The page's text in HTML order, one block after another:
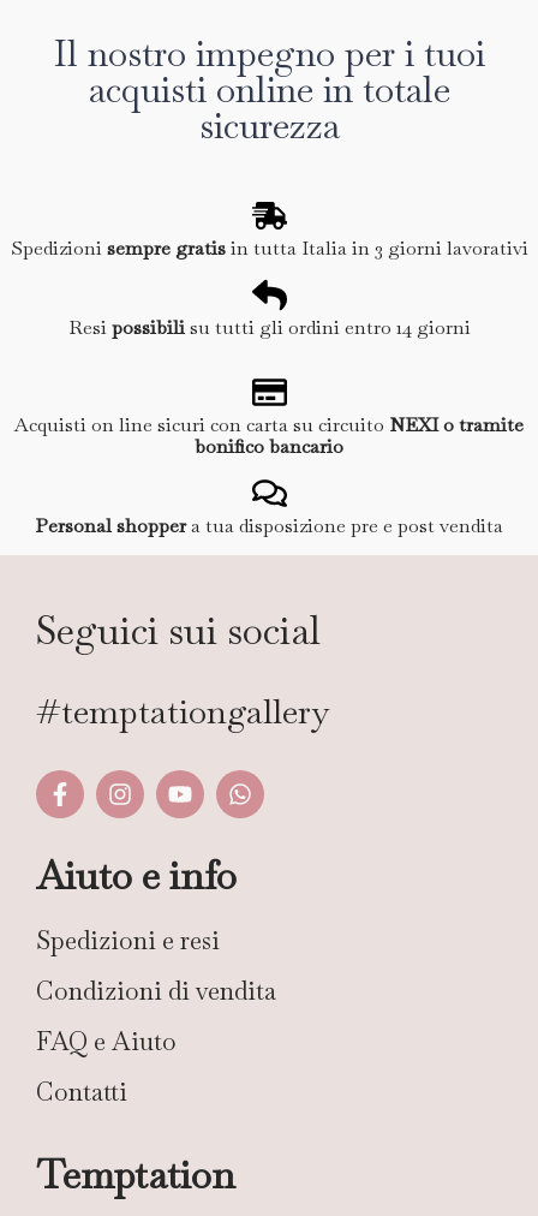
Il nostro impegno per i tuoi
acquisti online in totale
sicurezza
Spedizionisempre gratisin tutta Italia in 3 giorni lavorativi
Resipossibilisu tutti gli ordini entro 14 giorni
Acquisti on line sicuri con carta su circuito NEXI o tramite
bonifico bancario
Personal shoppera tua disposizione pre e post vendita
Seguici sui social
#temptationgallery
Aiuto e info
Spedizioni e resi
Condizioni di vendita
FAQ e Aiuto
Contatti
Temptation